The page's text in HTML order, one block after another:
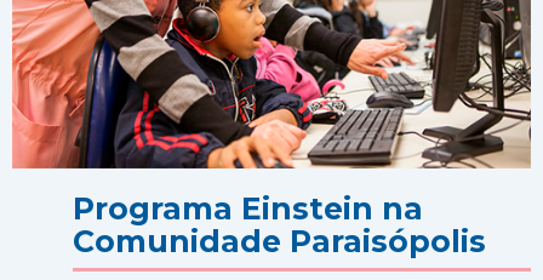
Programa Einstein na
Comunidade Paraisópolis